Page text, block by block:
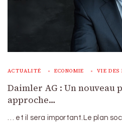
ACTUALITÉ ECONOMIE VIE DES
Daimler AG : Un nouveau
approche…
… et il sera important.Le plan